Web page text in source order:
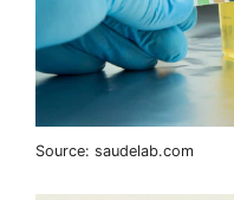
Source: saudelab.com